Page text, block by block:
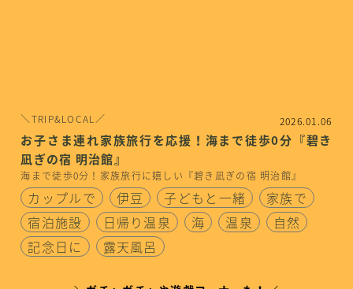
＼TRIP&LOCAL／ 2026.01.06
お子さま連れ家族旅行を応援！海まで徒歩0分『碧き
凪ぎの宿 明治館』
海まで徒歩0分！家族旅行に嬉しい『碧き凪ぎの宿 明治館』
カップルで 伊豆 子どもと一緒
家族で
宿泊施設
日帰り温泉 海 温泉
自然
記念日に
露天風呂